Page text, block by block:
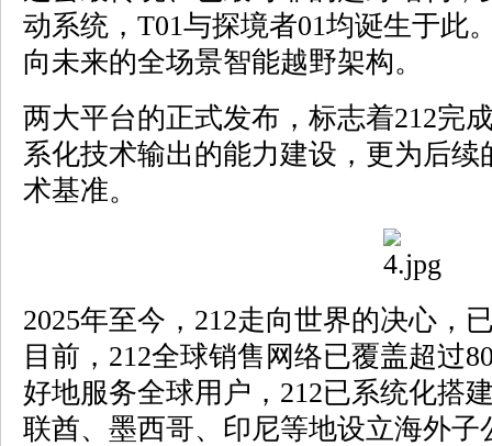
动系统，T01与探境者01均诞生于此
向未来的全场景智能越野架构。
两大平台的正式发布，标志着212完
系化技术输出的能力建设，更为后
术基准。
2025年至今，212走向世界的决心，
目前，212全球销售网络已覆盖超过
好地服务全球用户，212已系统化搭
联酋、墨西哥、印尼等地设立海外子